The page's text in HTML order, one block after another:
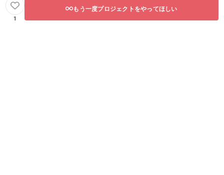
1
もう一度プロジェクトをやってほしい